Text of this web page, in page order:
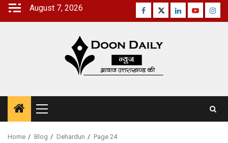
Skip
August 7, 2026 Facebook
TwitterLinkedinYoutube
Primary
Menu
Home Blog Dehardun Page 24